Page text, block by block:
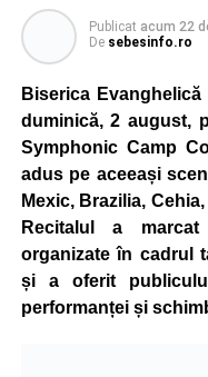
Publicat acum 22
De sebesinfo.ro
Biserica
duminică, 2 august,
Symphonic Camp
adus pe aceeași
Mexic, Brazilia,
Recitalul a
organizate în cadrul
și a oferit
performanței și